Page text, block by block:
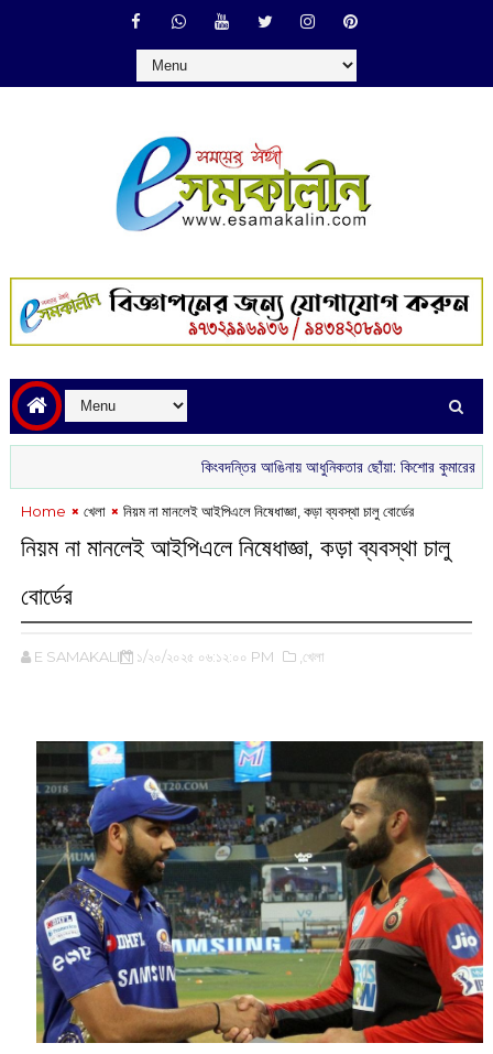
কিংবদন্তির আঙিনায় আধুনিকতার ছোঁয়া: কিশোর কুমারের ‘গৌরী কুঞ্জ’
Home খেলা নিয়ম না মানলেই আইপিএলে নিষেধাজ্ঞা, কড়া ব্যবস্থা চালু বোর্ডের
নিয়ম না মানলেই আইপিএলে নিষেধাজ্ঞা, কড়া ব্যবস্থা চালু
বোর্ডের
E SAMAKALIN ১/২০/২০২৫ ০৬:১২:০০ PM ,খেলা